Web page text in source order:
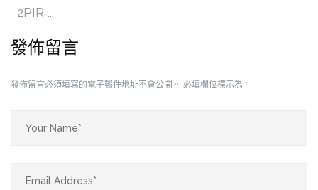
2PIR ...
發佈留言
發佈留言必須填寫的電子郵件地址不會公開。 必填欄位標示為 *